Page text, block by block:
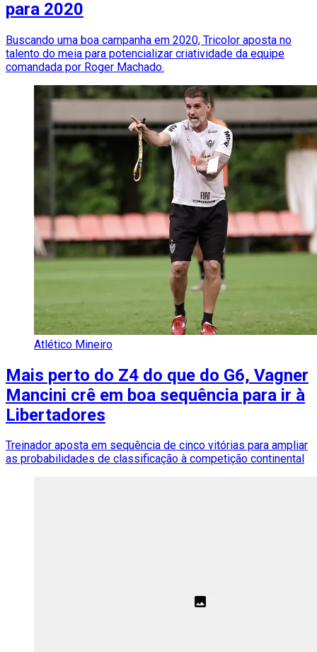
para 2020
Buscando uma boa campanha em 2020, Tricolor aposta no
talento do meia para potencializar criatividade da equipe
comandada por Roger Machado.
Atlético Mineiro
Mais perto do Z4 do que do G6, Vagner
Mancini crê em boa sequência para ir à
Libertadores
Treinador aposta em sequência de cinco vitórias para ampliar
as probabilidades de classificação à competição continental